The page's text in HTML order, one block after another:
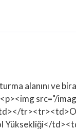
alanını ve
src="/
td></